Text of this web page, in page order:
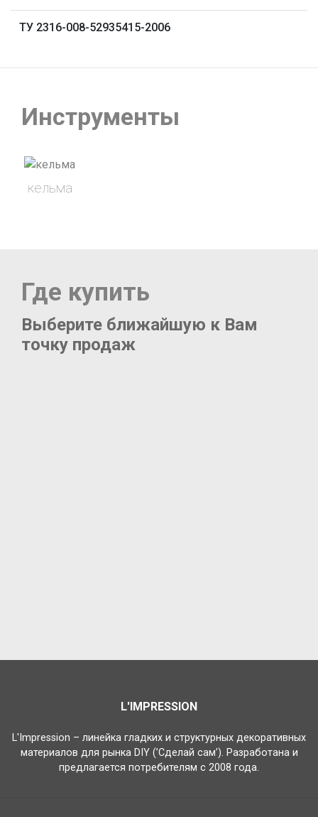
ТУ 2316-008-52935415-2006
Инструменты
кельма
Где купить
Выберите ближайшую к Вам
точку продаж
L'IMPRESSION
L'Impression – линейка гладких и структурных декоративных
материалов для рынка DIY (’Сделай сам’). Разработана и
предлагается потребителям с 2008 года.